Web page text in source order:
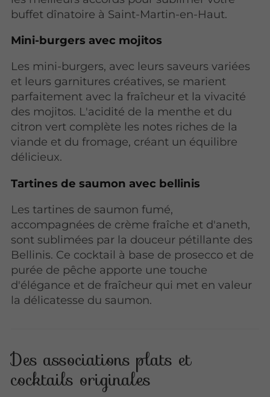
buffet dînatoire à Saint-Martin-en-Haut.
Mini-burgers avec mojitos
Les mini-burgers, avec leurs saveurs variées
et leurs garnitures créatives, se marient
parfaitement avec la fraîcheur et la vivacité
des mojitos. L'acidité de la menthe et du
citron vert complète les notes riches de la
viande et du fromage, créant un équilibre
délicieux.
Tartines de saumon avec bellinis
Les tartines de saumon fumé,
accompagnées de crème fraîche et d'aneth,
sont sublimées par la douceur pétillante des
Bellinis. Ce cocktail à base de prosecco et de
purée de pêche apporte une touche
d'élégance et de fraîcheur qui met en valeur
la délicatesse du saumon.
Des associations plats et
cocktails originales